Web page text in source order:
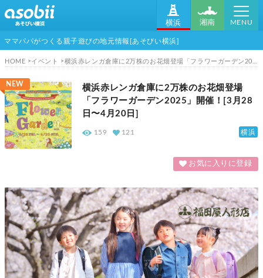
横浜 湘南 MENU
ママパパがつくる親子遊びの地元情報[あそびい横浜]
HOME イベント 横浜赤レンガ倉庫に2万株のお花畑登場「フラワーガーデン2025」開催！[3月28日〜4月20日]
NEW
横浜赤レンガ倉庫に2万株のお花畑登場
「フラワーガーデン2025」開催！[3月28
日〜4月20日]
横浜
159 121
お気に入りに登録